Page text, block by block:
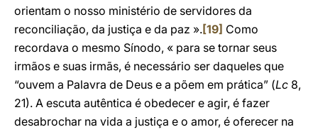
orientam o nosso ministério de servidores da
reconciliação, da justiça e da paz ».[19] Como
recordava o mesmo Sínodo, « para se tornar seus
irmãos e suas irmãs, é necessário ser daqueles que
“ouvem a Palavra de Deus e a põem em prática” (Lc 8,
21). A escuta autêntica é obedecer e agir, é fazer
desabrochar na vida a justiça e o amor, é oferecer na